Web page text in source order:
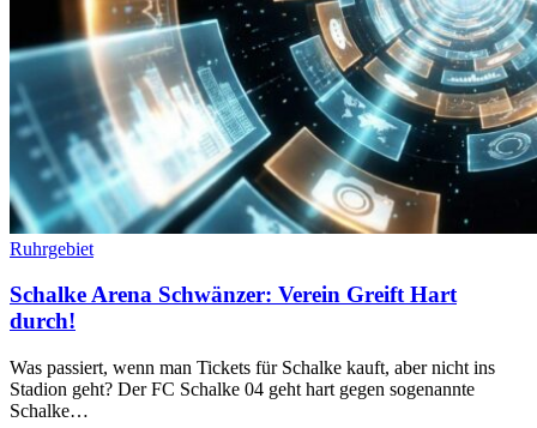
Ruhrgebiet
Schalke Arena Schwänzer: Verein Greift Hart
durch!
Was passiert, wenn man Tickets für Schalke kauft, aber nicht ins
Stadion geht? Der FC Schalke 04 geht hart gegen sogenannte
Schalke…